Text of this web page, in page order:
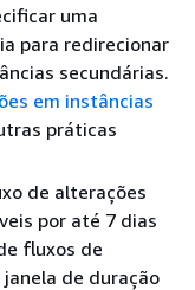
uma
para redirecionar
secundárias.
em instâncias
práticas
de alterações
por até 7 dias
fluxos de
de duração